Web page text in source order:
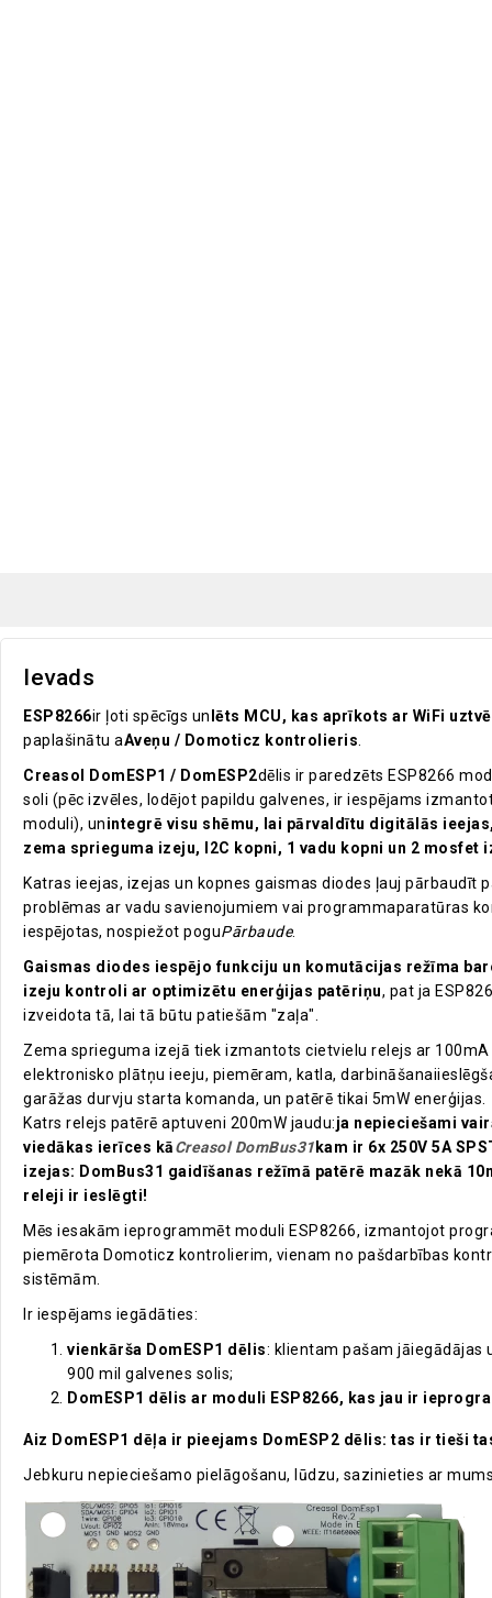
Ievads
ESP8266ir ļoti spēcīgs un lēts MCU, kas aprīkots ar WiFi
paplašinātu aAveņu / Domoticz kontrolieris
Creasol DomESP1 / DomESP2dēlis ir paredzēts ESP8266
soli (pēc izvēles, lodējot papildu galvenes, ir iespējams
moduli), unintegrē visu shēmu, lai pārvaldītu digitālās
zema sprieguma izeju, I2C kopni, 1 vadu kopni un 2 mosfet
Katras ieejas, izejas un kopnes gaismas diodes ļauj pārbaudīt
problēmas ar vadu savienojumiem vai programmaparatūras
iespējotas, nospiežot poguPārbaude.
Gaismas diodes iespējo funkciju un komutācijas režīma
izeju kontroli ar optimizētu enerģijas patēriņu, pat ja
izveidota tā, lai tā būtu patiešām "zaļa".
Zema sprieguma izejā tiek izmantots cietvielu relejs ar 100mA
elektronisko plātņu ieeju, piemēram, katla,
garāžas durvju starta komanda, un patērē tikai 5mW enerģijas.
Katrs relejs patērē aptuveni 200mW jaudu:ja nepieciešami
viedākas ierīces kāCreasol DomBus31 kam ir 6x 250V 5A
izejas: DomBus31 gaidīšanas režīmā patērē mazāk nekā
releji ir ieslēgti!
Mēs iesakām ieprogrammēt moduli ESP8266, izmantojot
piemērota Domoticz kontrolierim, vienam no pašdarbības
sistēmām.
Ir iespējams iegādāties:
vienkārša DomESP1 dēlis: klientam pašam jāiegādājas
900 mil galvenes solis;
DomESP1 dēlis ar moduli ESP8266, kas jau ir
Aiz DomESP1 dēļa ir pieejams DomESP2 dēlis: tas ir tieši
Jebkuru nepieciešamo pielāgošanu, lūdzu, sazinieties ar